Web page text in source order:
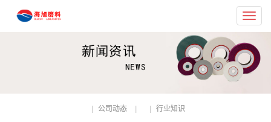
公司动态 行业知识